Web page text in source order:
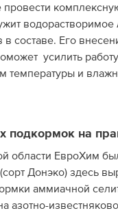
водорастворимое
составе. Его
усилить
температуры и
подкормок на
области ЕвроХим
Донэко) здесь
аммиачной
азотно-